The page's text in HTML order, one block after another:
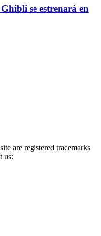
se estrenará en
are registered trademarks
us: